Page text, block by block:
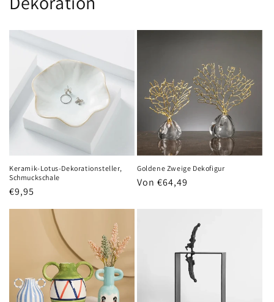
Keramik-Lotus-Dekorationsteller,
Schmuckschale
Normaler
€9,95
Goldene Zweige Dekofigur
Normaler
Von €64,49